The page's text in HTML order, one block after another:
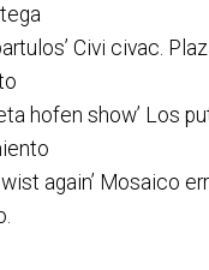
Civi civac.
hofen show’ Los
again’ Mosaico